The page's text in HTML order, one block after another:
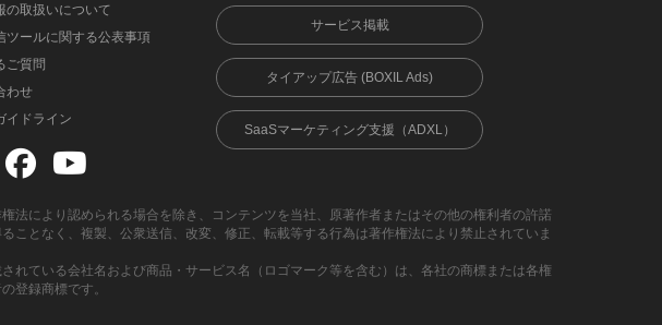
の取扱いについて
ツールに関する公表事項
ご質問
わせ
イドライン
サービス掲載
タイアップ広告 (BOXIL Ads)
SaaSマーケティング支援（ADXL）
法により認められる場合を除き、コンテンツを当社、原著作者またはその他の権利者の許諾
ることなく、複製、公衆送信、改変、修正、転載等する行為は著作権法により禁止されていま
れている会社名および商品・サービス名（ロゴマーク等を含む）は、各社の商標または各権
登録商標です。